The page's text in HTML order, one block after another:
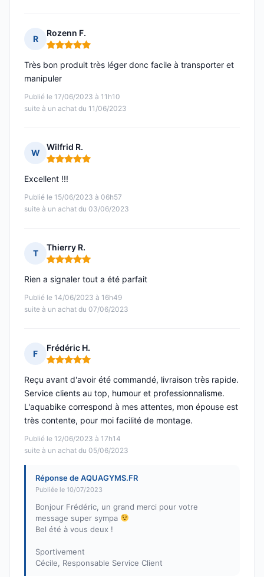
R
Rozenn F.
Note : 5 sur 5
Publié le 17/06/2023 à 11h10
suite à un achat du 11/06/2023
Très bon produit très léger donc facile à transporter et
manipuler
W
Wilfrid R.
Note : 5 sur 5
Publié le 15/06/2023 à 06h57
suite à un achat du 03/06/2023
Excellent !!!
T
Thierry R.
Note : 5 sur 5
Publié le 14/06/2023 à 16h49
suite à un achat du 07/06/2023
Rien a signaler tout a été parfait
F
Frédéric H.
Note : 5 sur 5
Publié le 12/06/2023 à 17h14
suite à un achat du 05/06/2023
Reçu avant d'avoir été commandé, livraison très rapide.
Service clients au top, humour et professionnalisme.
L'aquabike correspond à mes attentes, mon épouse est
très contente, pour moi facilité de montage.
Réponse de AQUAGYMS.FR
Publiée le 10/07/2023
Bonjour Frédéric, un grand merci pour votre
message super sympa
Bel été à vous deux !
Sportivement
Cécile, Responsable Service Client